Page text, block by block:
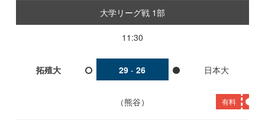
大学リーグ戦 1部
11:30
拓殖大 29 - 26 日本大
熊谷 有料